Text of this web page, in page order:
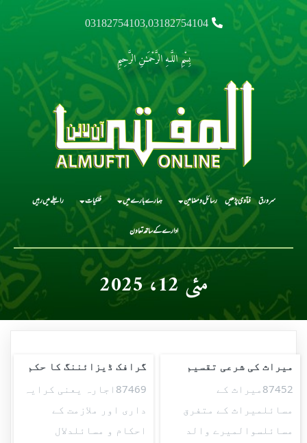
03182754103,03182754104
بِسْمِ اللَّـهِ الرَّحْمَـٰنِ الرَّحِيمِ
سرورق فتاوی پڑھیں رسائل و مضامین ہمارے بارے میں فلکیات رابطے میں رہیں
ادارے کے ساتھ تعاون
مئی 12، 2025
میراث کی شرعی تقسیم
87452میراث کے
مسائلمیراث کے متفرق
مسائلسوالمیرے والد
گرافک ڈیزائننگ كا حكم
87469اجارہ یعنی کرایہ
داری اور ملازمت کے
احکام و مسائلدلال